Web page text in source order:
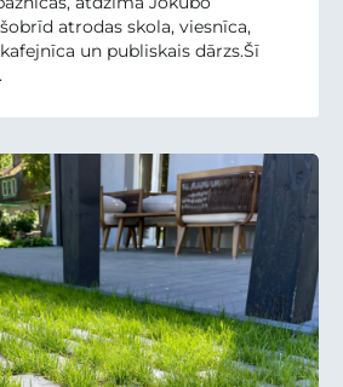
atrodas skola, viesnīca,
un publiskais dārzs.Šī